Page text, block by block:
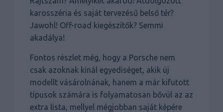
karosszéria és saját tervezésű belső tér?
Jawohl! Off-road kiegészítők? Semmi
akadálya!
Fontos részlet még, hogy a Porsche nem
csak azoknak kínál egyediséget, akik új
modellt vásárolnának, hanem a már kifutott
típusok számára is folyamatosan bővül az az
extra lista, mellyel mégjobban saját képére